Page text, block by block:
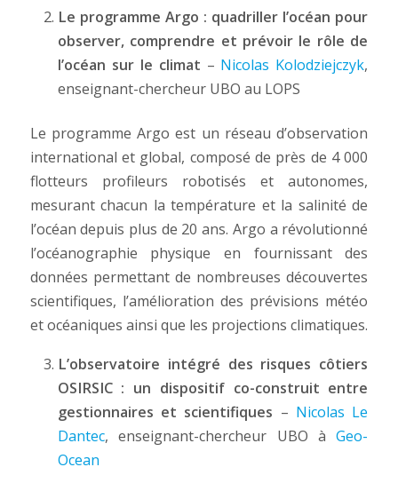
Le programme Argo : quadriller l’océan pour
observer, comprendre et prévoir le rôle de
l’océan sur le climat – Nicolas Kolodziejczyk,
enseignant-chercheur UBO au LOPS
Le programme Argo est un réseau d’observation
international et global, composé de près de 4 000
flotteurs profileurs robotisés et autonomes,
mesurant chacun la température et la salinité de
l’océan depuis plus de 20 ans. Argo a révolutionné
l’océanographie physique en fournissant des
données permettant de nombreuses découvertes
scientifiques, l’amélioration des prévisions météo
et océaniques ainsi que les projections climatiques.
L’observatoire intégré des risques côtiers
OSIRSIC : un dispositif co-construit entre
gestionnaires et scientifiques – Nicolas Le
Dantec, enseignant-chercheur UBO àGeo-
Ocean